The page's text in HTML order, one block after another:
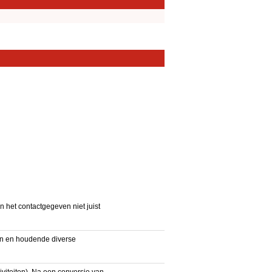
het contactgegeven niet juist
en houdende diverse